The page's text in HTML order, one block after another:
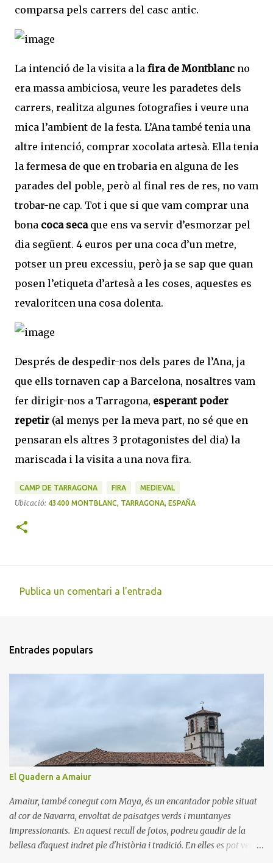
comparsa pels carrers del casc antic.
La intenció de la visita a la fira de Montblanc no
era massa ambiciosa, veure les paradetes dels
carrers, realitza algunes fotografies i veure una
mica l’ambient de la festa. L’Ana també tenia una
altre intenció, comprar xocolata artesà. Ella tenia
la fermesa de que en trobaria en alguna de les
parades del poble, però al final res de res, no vam
trobar-ne cap. Tot i que si que vam comprar una
bona coca secaque ens va servir d’esmorzar pel
dia següent. 4 euros per una coca d’un metre,
potser un preu excessiu, però ja se sap que quan
posen l’etiqueta d’artesà a les coses, aquestes es
revaloritcen una cosa dolenta.
Després de despedir-nos dels pares de l’Ana, ja
que ells tornaven cap a Barcelona, nosaltres vam
fer dirigir-nos a Tarragona, esperant poder
repetir (al menys per la meva part, no sé que en
pensaran els altres 3 protagonistes del dia) la
mariscada i la visita a una nova fira.
CAMP DE TARRAGONA FIRA MEDIEVAL
Ubicació: 43400 MONTBLANC, TARRAGONA, ESPAÑA
e
n
Publica un comentari a l'entrada
Entrades populars
El Quadern a Amaiur
Amaiur, també conegut com Maya, és un encantador poble situat
al cor de Navarra, envoltat de paisatges verds i muntanyes
impressionants. En aquest recull de fotos, podreu gaudir de la
bellesa d'aquest indret ple d'història i tradició. En elles es pot veure